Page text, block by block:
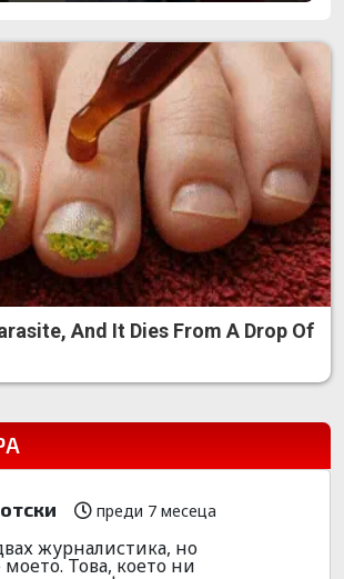
And It Dies From A Drop Of
преди 7 месеца
журналистика, но
моето. Това, което ни